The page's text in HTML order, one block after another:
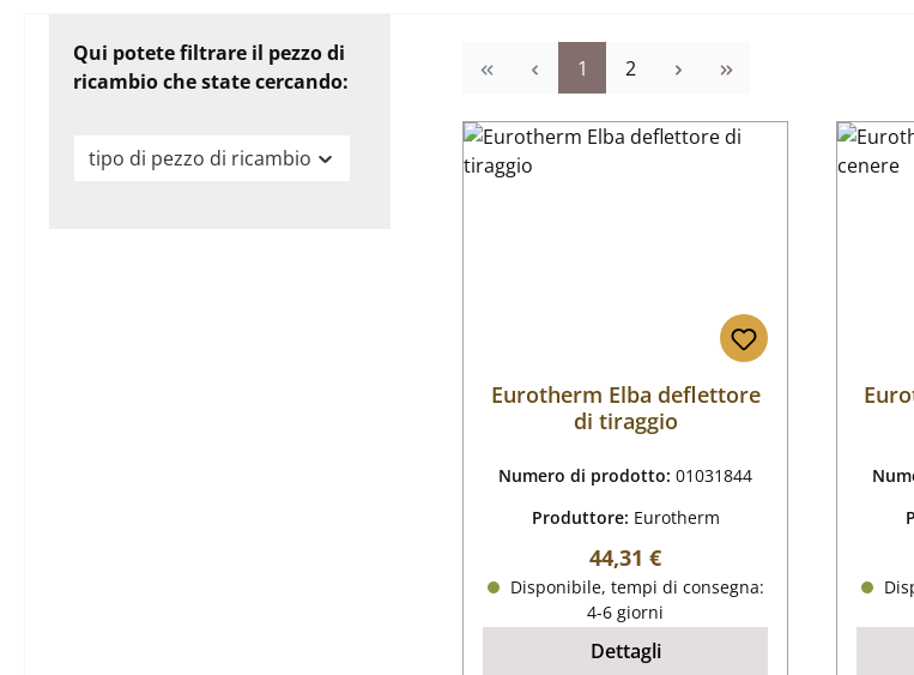
Qui potete filtrare il pezzo di
ricambio che state cercando:
tipo di pezzo di ricambio
Pagina
1 Pagina
2
Eurotherm Elba deflettore
di tiraggio
Numero di prodotto:01031844
Produttore: Eurotherm
Prezzo normale:
44,31 €
Disponibile, tempi di consegna:
4-6 giorni
Dettagli